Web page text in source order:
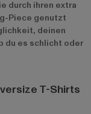
durch ihren extra
Piece genutzt
deinen
du es schlicht oder
T-Shirts